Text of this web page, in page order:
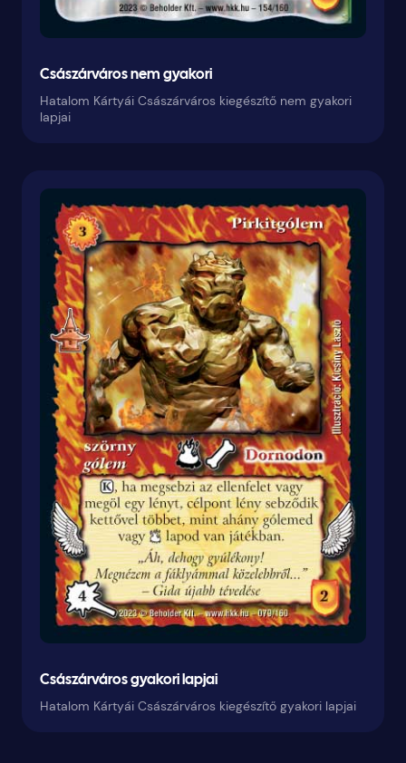
Császárváros nem gyakori
Hatalom Kártyái Császárváros kiegészítő nem gyakori
lapjai
Császárváros gyakori lapjai
Hatalom Kártyái Császárváros kiegészítő gyakori lapjai